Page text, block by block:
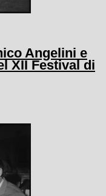
Angelini e
XII Festival di